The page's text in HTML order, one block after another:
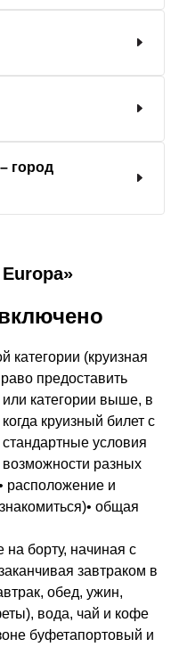
– город
категории (круизная
предоставить
или категории выше, в
круизный билет с
условия
возможности разных
расположение и
общая
на борту, начиная с
завтраком в
обед, ужин,
вода, чай и кофе
буфетапортовый и